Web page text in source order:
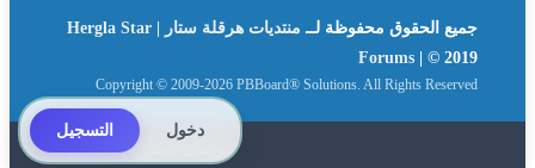
جميع الحقوق محفوظة لــ
منتديات هرقلة ستار | Hergla Star
Forums | © 2019
Copyright © 2009-2026 PBBoard® Solutions. All Rights Reserved
تواصل معنا By: Suliman
دخول التسجيل